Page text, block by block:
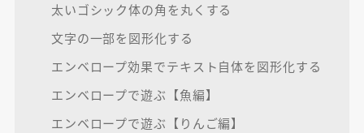
太いゴシック体の角を丸くする
文字の一部を図形化する
エンベロープ効果でテキスト自体を図形化する
エンベロープで遊ぶ【魚編】
エンベロープで遊ぶ【りんご編】